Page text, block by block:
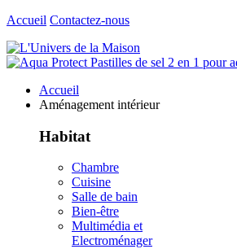
Accueil Contactez-nous
Accueil
Aménagement intérieur
Habitat
Chambre
Cuisine
Salle de bain
Bien-être
Multimédia et
Electroménager